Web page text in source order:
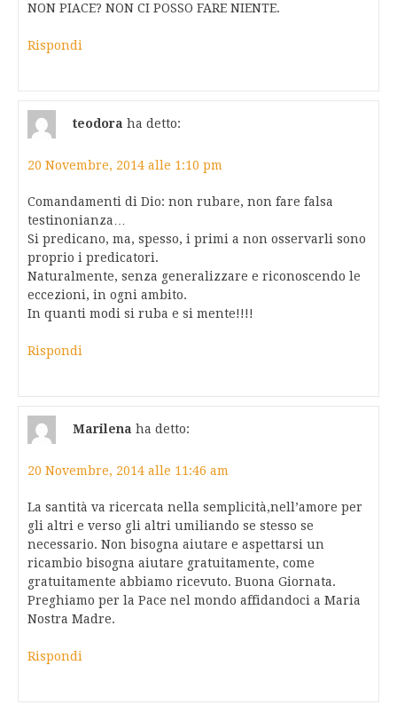
NON PIACE? NON CI POSSO FARE NIENTE.
Rispondi
teodora ha detto:
20 Novembre, 2014 alle 1:10 pm
Comandamenti di Dio: non rubare, non fare falsa
testinonianza…
Si predicano, ma, spesso, i primi a non osservarli sono
proprio i predicatori.
Naturalmente, senza generalizzare e riconoscendo le
eccezioni, in ogni ambito.
In quanti modi si ruba e si mente!!!!
Rispondi
Marilena ha detto:
20 Novembre, 2014 alle 11:46 am
La santità va ricercata nella semplicità,nell’amore per
gli altri e verso gli altri umiliando se stesso se
necessario. Non bisogna aiutare e aspettarsi un
ricambio bisogna aiutare gratuitamente, come
gratuitamente abbiamo ricevuto. Buona Giornata.
Preghiamo per la Pace nel mondo affidandoci a Maria
Nostra Madre.
Rispondi